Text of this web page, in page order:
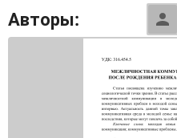
Авторы: